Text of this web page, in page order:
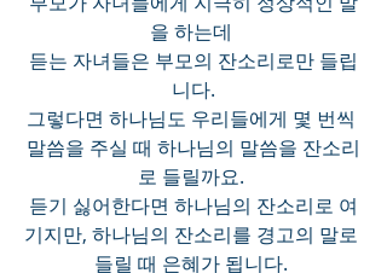
을 하는데
듣는 자녀들은 부모의 잔소리로만 들립
니다.
그렇다면 하나님도 우리들에게 몇 번씩
말씀을 주실 때 하나님의 말씀을 잔소리
로 들릴까요.
듣기 싫어한다면 하나님의 잔소리로 여
기지만, 하나님의 잔소리를 경고의 말로
들릴 때 은혜가 됩니다.